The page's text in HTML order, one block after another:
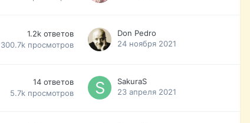
1.2k ответов
300.7k просмотров
Don Pedro
24 ноября 2021
14 ответов
5.7k просмотров
SakuraS
23 апреля 2021